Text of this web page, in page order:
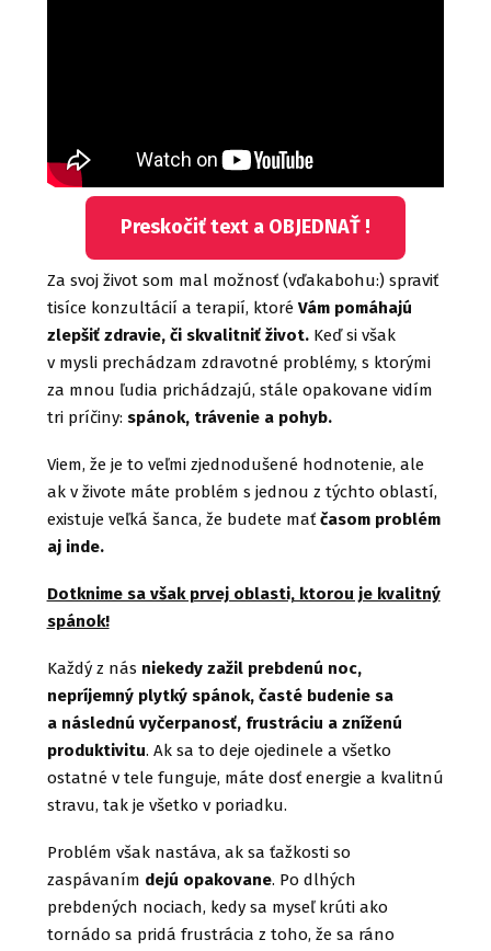
Preskočiť text a OBJEDNAŤ !
Za svoj život som mal možnosť (vďakabohu:) spraviť
tisíce konzultácií a terapií, ktoré Vám pomáhajú
zlepšiť zdravie, či skvalitniť život.Keď si však
v mysli prechádzam zdravotné problémy, s ktorými
za mnou ľudia prichádzajú, stále opakovane vidím
tri príčiny: spánok, trávenie a pohyb.
Viem, že je to veľmi zjednodušené hodnotenie, ale
ak v živote máte problém s jednou z týchto oblastí,
existuje veľká šanca, že budete maťčasom problém
aj inde.
Dotknime sa však prvej oblasti, ktorou je kvalitný
spánok!
Každý z nás niekedy zažil prebdenú noc,
nepríjemný plytký spánok, časté budenie sa
a následnú vyčerpanosť, frustráciu a zníženú
produktivitu. Ak sa to deje ojedinele a všetko
ostatné v tele funguje, máte dosť energie a kvalitnú
stravu, tak je všetko v poriadku.
Problém však nastáva, ak sa ťažkosti so
zaspávaním dejú opakovane. Po dlhých
prebdených nociach, kedy sa myseľ krúti ako
tornádo sa pridá frustrácia z toho, že sa ráno